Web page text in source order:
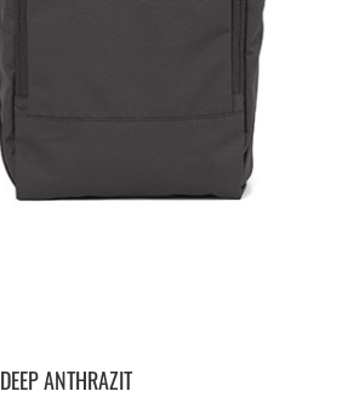
ANTHRAZIT